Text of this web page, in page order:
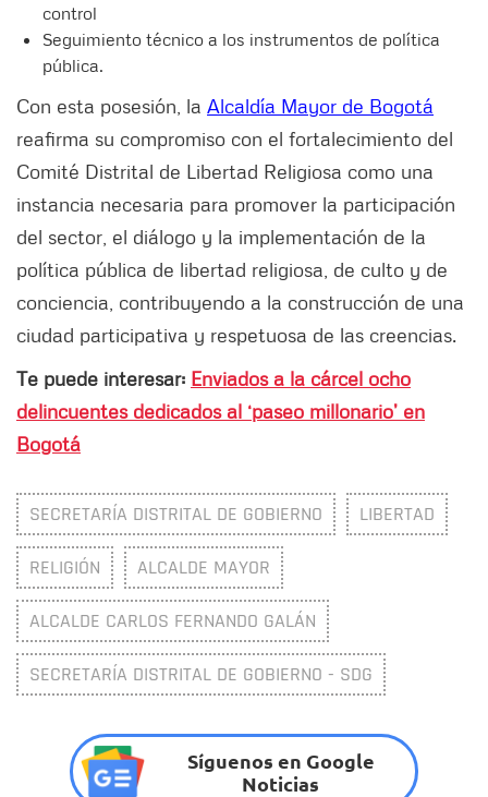
control
Seguimiento técnico a los instrumentos de política
pública.
Con esta posesión, la Alcaldía Mayor de Bogotá
reafirma su compromiso con el fortalecimiento del
Comité Distrital de Libertad Religiosa como una
instancia necesaria para promover la participación
del sector, el diálogo y la implementación de la
política pública de libertad religiosa, de culto y de
conciencia, contribuyendo a la construcción de una
ciudad participativa y respetuosa de las creencias.
Te puede interesar: Enviados a la cárcel ocho
delincuentes dedicados al ‘paseo millonario’ en
Bogotá
SECRETARÍA DISTRITAL DE GOBIERNO LIBERTAD
RELIGIÓN ALCALDE MAYOR
ALCALDE CARLOS FERNANDO GALÁN
SECRETARÍA DISTRITAL DE GOBIERNO - SDG
Síguenos en Google
Noticias